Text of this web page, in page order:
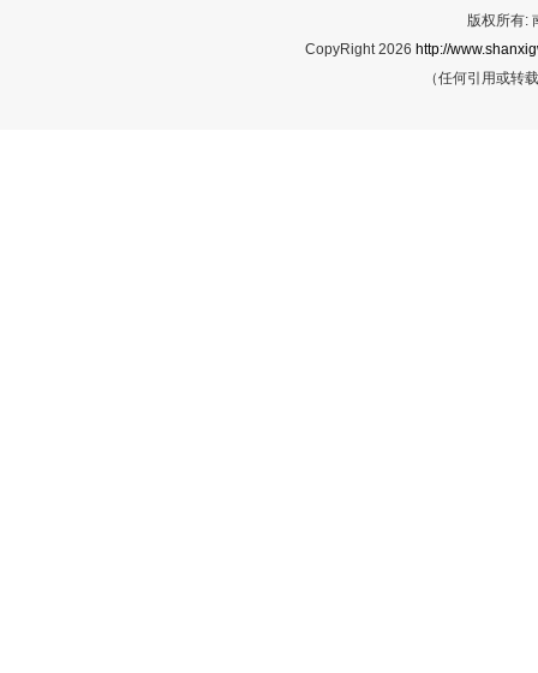
版权所有:
CopyRight 2026 http://
（任何引用或转